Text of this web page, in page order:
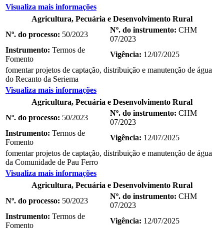
Visualiza mais informações
Agricultura, Pecuária e Desenvolvimento Rural
Nº. do processo: 50/2023
Nº. do instrumento: CHM
07/2023
Instrumento: Termos de
Fomento
Vigência: 12/07/2025
fomentar projetos de captação, distribuição e manutenção de água
do Recanto da Seriema
Visualiza mais informações
Agricultura, Pecuária e Desenvolvimento Rural
Nº. do processo: 50/2023
Nº. do instrumento: CHM
07/2023
Instrumento: Termos de
Fomento
Vigência: 12/07/2025
fomentar projetos de captação, distribuição e manutenção de água
da Comunidade de Pau Ferro
Visualiza mais informações
Agricultura, Pecuária e Desenvolvimento Rural
Nº. do processo: 50/2023
Nº. do instrumento: CHM
07/2023
Instrumento: Termos de
Fomento
Vigência: 12/07/2025